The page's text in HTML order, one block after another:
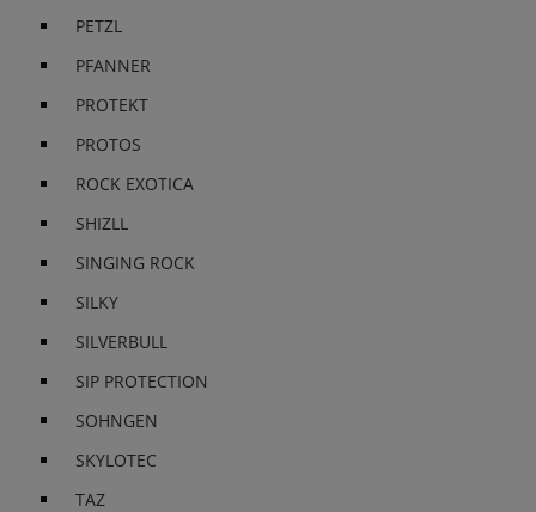
PETZL
PFANNER
PROTEKT
PROTOS
ROCK EXOTICA
SHIZLL
SINGING ROCK
SILKY
SILVERBULL
SIP PROTECTION
SOHNGEN
SKYLOTEC
TAZ